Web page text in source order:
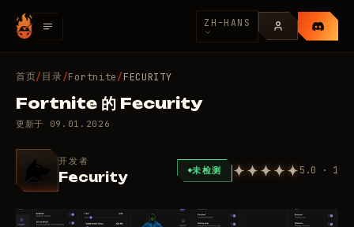
ZH-HANS
首页/目录/Fortnite/FECURITY
Fortnite 的 Fecurity
更新于 09.01.2026
开发者
Fecurity 未检测 5.0 · 1